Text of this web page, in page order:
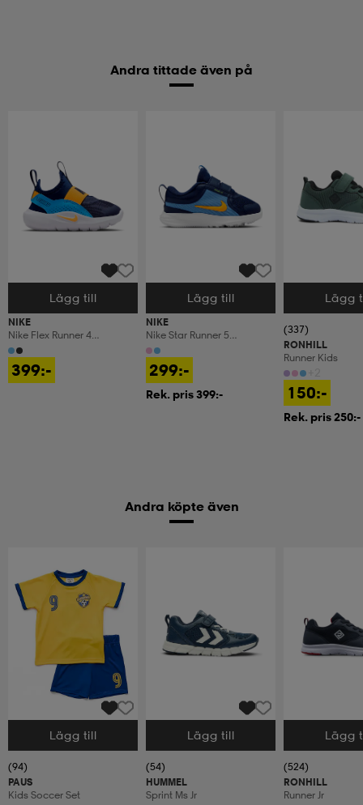
Andra tittade även på
Välj storlek
Lägg till
NIKE
Nike Flex Runner 4
Baby/toddler Sho
399:-
Välj storlek
Lägg till
NIKE
Nike Star Runner 5
Baby/toddler Sho
299:-
Rek. pris 399:-
Välj storlek
Lägg
(337)
RONHILL
Runner Kids
150:-
Rek. pris 250:-
Andra köpte även
Välj storlek
Lägg till
(94)
PAUS
Kids Soccer Set
Välj storlek
Lägg till
(54)
HUMMEL
Sprint Ms Jr
Välj storlek
Lägg
(524)
RONHILL
Runner Jr